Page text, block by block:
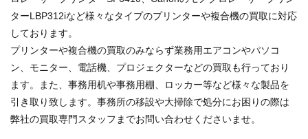
ターLBP312iなど様々なタイプのプリンターや複合機の買取に対応
しております。
プリンターや複合機の買取のみならず業務用エアコンやパソコ
ン、モニター、電話機、プロジェクターなどの買取も行っており
ます。また、事務用机や事務用棚、ロッカー等など様々な製品を
引き取り致します。事務所の移設や大掃除で処分にお困りの際は
弊社の買取専門スタッフまでお問い合わせくださいませ。